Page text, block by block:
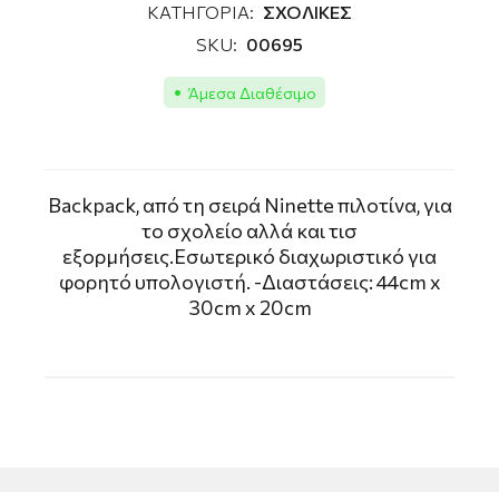
ΚΑΤΗΓΟΡΙΑ: ΣΧΟΛΙΚΕΣ
SKU: 00695
Άμεσα Διαθέσιμο
Backpack, από τη σειρά Νinette πιλοτίνα, για
το σχολείο αλλά και τισ
εξορμήσεις.Εσωτερικό διαχωριστικό για
φορητό υπολογιστή. -Διαστάσεις: 44cm x
30cm x 20cm